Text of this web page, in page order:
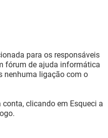
para os responsáveis
fórum de ajuda informática
nenhuma ligação com o
clicando em Esqueci a